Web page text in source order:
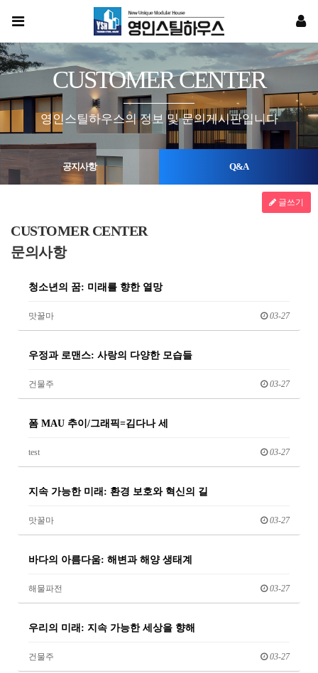
CUSTOMER CENTER
영인스틸하우스의 정보 및 문의게시판입니다
공지사항 Q&A
CUSTOMER CENTER
문의사항
글쓰기
청소년의 꿈: 미래를 향한 열망
맛꿀마 03-27
우정과 로맨스: 사랑의 다양한 모습들
건물주 03-27
폼 MAU 추이/그래픽=김다나 세
test 03-27
지속 가능한 미래: 환경 보호와 혁신의 길
맛꿀마 03-27
바다의 아름다움: 해변과 해양 생태계
해물파전 03-27
우리의 미래: 지속 가능한 세상을 향해
건물주 03-27